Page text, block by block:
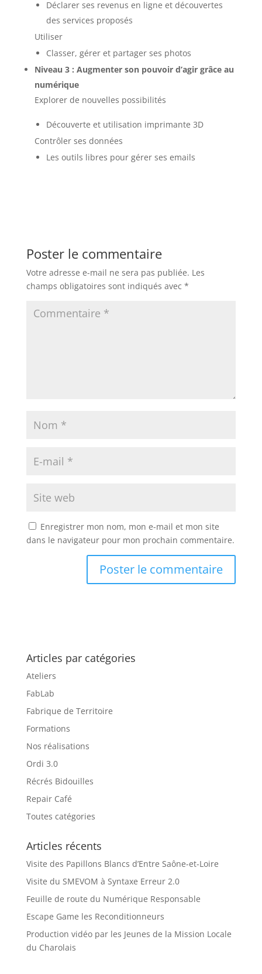
Déclarer ses revenus en ligne et découvertes
des services proposés
Utiliser
Classer, gérer et partager ses photos
Niveau 3 : Augmenter son pouvoir d’agir grâce au
numérique
Explorer de nouvelles possibilités
Découverte et utilisation imprimante 3D
Contrôler ses données
Les outils libres pour gérer ses emails
Poster le commentaire
Votre adresse e-mail ne sera pas publiée. Les
champs obligatoires sont indiqués avec *
Enregistrer mon nom, mon e-mail et mon site
dans le navigateur pour mon prochain commentaire.
Articles par catégories
Ateliers
FabLab
Fabrique de Territoire
Formations
Nos réalisations
Ordi 3.0
Récrés Bidouilles
Repair Café
Toutes catégories
Articles récents
Visite des Papillons Blancs d’Entre Saône-et-Loire
Visite du SMEVOM à Syntaxe Erreur 2.0
Feuille de route du Numérique Responsable
Escape Game les Reconditionneurs
Production vidéo par les Jeunes de la Mission Locale
du Charolais